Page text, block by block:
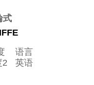
式
2
语言
英语